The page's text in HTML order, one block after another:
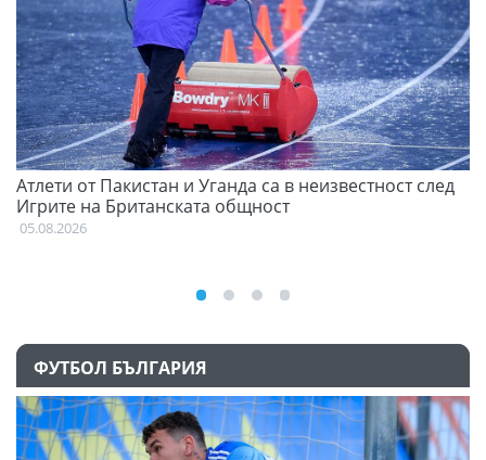
Атлети от Пакистан и Уганда са в неизвестност след
Игрите на Британската общност
05.08.2026
ФУТБОЛ БЪЛГАРИЯ